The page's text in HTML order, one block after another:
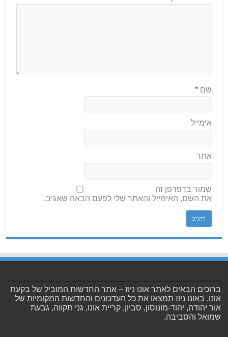
שם*
אימייל
אתר
שמור בדפדפן זה
את השם, האימייל והאתר שלי לפעם הבאה שאגיב.
ברוכים הבאים לאתר אונו ניוז – אתר החדשות המוביל של בקעת
אונו. באונו ניוז תמצאו את כל העדכונים והחדשות המקומיות של
אור יהודה, יהוד-מונוסון, סביון, קריית אונו, גני תקווה, גבעת
שמואל והסביבה.